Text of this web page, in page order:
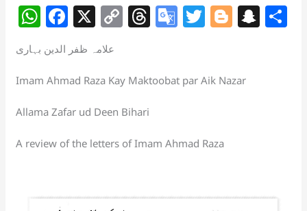
W
h
at
s
A
p
p
F
a
c
e
b
o
o
X C
o
y
Li
n
k
T
h
a
G
o
gl
a
sl
T
w
er
Bl
o
g
S
n علامہ ظفر الدین بہاری
Imam Ahmad Raza Kay Maktoobat par Aik Nazar
Allama Zafar ud Deen Bihari
A review of the letters of Imam Ahmad Raza